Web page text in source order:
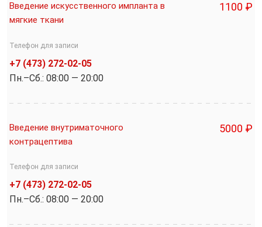
Введение искусственного импланта в
мягкие ткани
1100 ₽
Телефон для записи
+7 (473) 272-02-05
Пн.–Cб.: 08:00 — 20:00
Введение внутриматочного
контрацептива
5000 ₽
Телефон для записи
+7 (473) 272-02-05
Пн.–Cб.: 08:00 — 20:00